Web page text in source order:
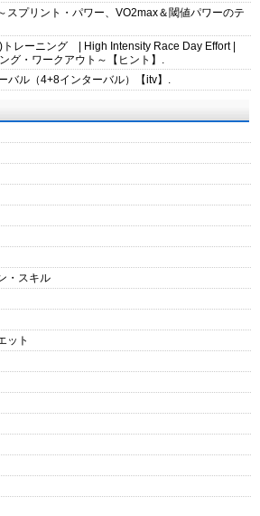
プリント・パワー、VO2max＆閾値パワーのテ
トレーニング | High Intensity Race Day Effort |
グ・ワークアウト～【ヒント】.
バル（4+8インターバル）【itv】.
・スキル
ット